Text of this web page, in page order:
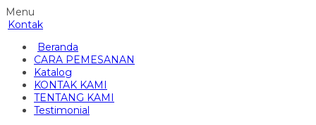
Menu
Kontak
Beranda
CARA PEMESANAN
Katalog
KONTAK KAMI
TENTANG KAMI
Testimonial